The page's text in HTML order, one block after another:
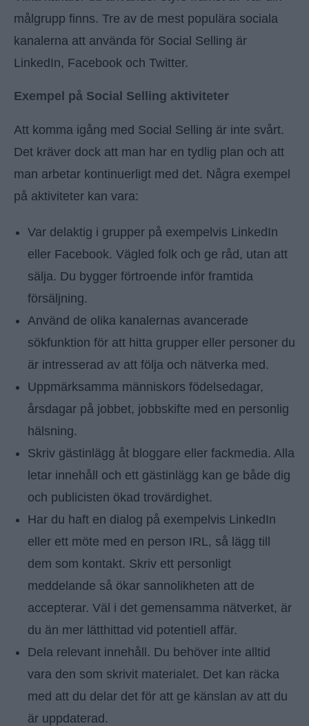
målgrupp finns. Tre av de mest populära sociala
kanalerna att använda för Social Selling är
LinkedIn, Facebook och Twitter.
Exempel på Social Selling aktiviteter
Att komma igång med Social Selling är inte svårt.
Det kräver dock att man har en tydlig plan och att
man arbetar kontinuerligt med det. Några exempel
på aktiviteter kan vara:
Var delaktig i grupper på exempelvis LinkedIn
eller Facebook. Vägled folk och ge råd, utan att
sälja. Du bygger förtroende inför framtida
försäljning.
Använd de olika kanalernas avancerade
sökfunktion för att hitta grupper eller personer du
är intresserad av att följa och nätverka med.
Uppmärksamma människors födelsedagar,
årsdagar på jobbet, jobbskifte med en personlig
hälsning.
Skriv gästinlägg åt bloggare eller fackmedia. Alla
letar innehåll och ett gästinlägg kan ge både dig
och publicisten ökad trovärdighet.
Har du haft en dialog på exempelvis LinkedIn
eller ett möte med en person IRL, så lägg till
dem som kontakt. Skriv ett personligt
meddelande så ökar sannolikheten att de
accepterar. Väl i det gemensamma nätverket, är
du än mer lätthittad vid potentiell affär.
Dela relevant innehåll. Du behöver inte alltid
vara den som skrivit materialet. Det kan räcka
med att du delar det för att ge känslan av att du
är uppdaterad.